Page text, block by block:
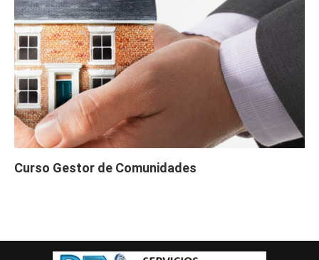
Curso Gestor de Comunidades